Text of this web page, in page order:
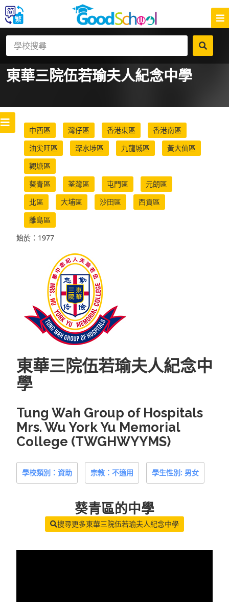
東華三院伍若瑜夫人紀念中學
中西區 灣仔區 香港東區
香港南區
油尖旺區
深水埗區 九龍城區
黃大仙區
觀塘區
葵青區
荃灣區 屯門區
元朗區
北區
大埔區 沙田區
西貢區
離島區
始於：1977
東華三院伍若瑜夫人紀念中
學
Tung Wah Group of Hospitals
Mrs. Wu York Yu Memorial
College (TWGHWYYMS)
學校類別：資助 宗教：不適用 學生性別: 男女
葵青區的中學
搜尋更多東華三院伍若瑜夫人紀念中學